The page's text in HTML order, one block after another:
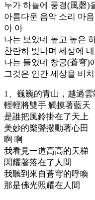
누가 하늘에 풍경(風磬)
아름다운 음악 소리 마음
아 아
나는 보았네 높고 높은
찬란히 빛나며 세상에
나는 들었네 창궁(蒼穹)
그것은 인간 세상을 비
1、巍巍的青山，越過雲
輕輕將雙手 觸摸著藍天
是誰把風鈴掛在了天上
美妙的樂聲撥動著心田
啊 啊
我看見一道高高的天梯
閃耀著落在了人間
我聽到來自蒼穹的呼喚
那是佛光照耀在人間